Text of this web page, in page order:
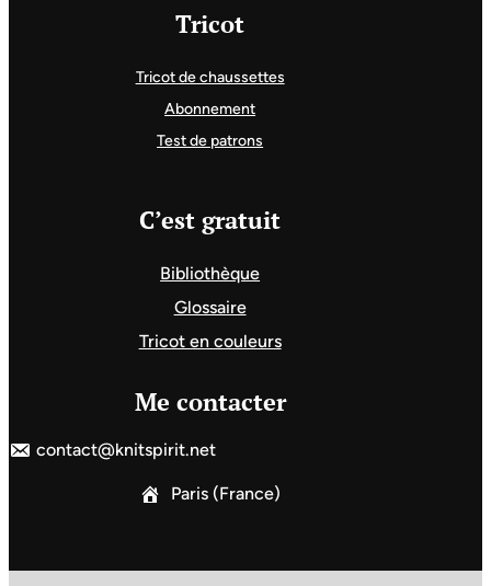
Tricot
Tricot de chaussettes
Abonnement
Test de patrons
C’est gratuit
Bibliothèque
Glossaire
Tricot en couleurs
Me contacter
contact@knitspirit.net
Paris (France)